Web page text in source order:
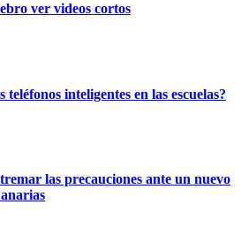
ver videos cortos
inteligentes en las escuelas?
las precauciones ante un nuevo